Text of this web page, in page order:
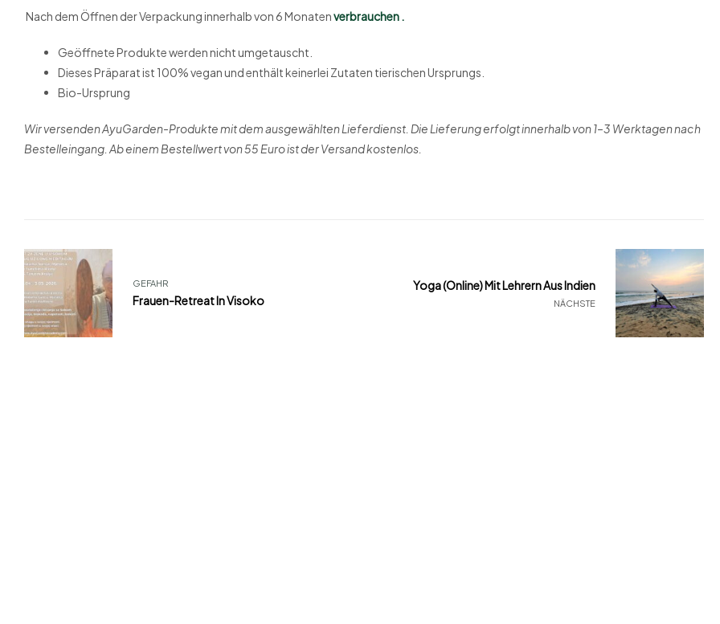
Nach dem Öffnen der Verpackung innerhalb von 6 Monatenverbrauchen .
Geöffnete Produkte werden nicht umgetauscht.
Dieses Präparat ist 100% vegan und enthält keinerlei Zutaten tierischen Ursprungs.
Bio-Ursprung
Wir versenden AyuGarden-Produkte mit dem ausgewählten Lieferdienst. Die Lieferung erfolgt innerhalb von 1–3 Werktagen nach
Bestelleingang. Ab einem Bestellwert von 55 Euro ist der Versand kostenlos.
GEFAHR
Frauen-Retreat In Visoko NÄCHSTE
Yoga (online) Mit Lehrern Aus Indien